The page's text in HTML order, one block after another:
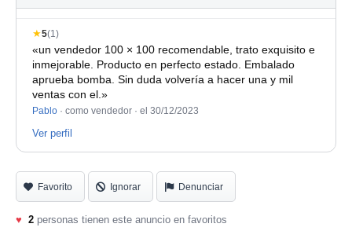
★5(1)
«un vendedor 100 × 100 recomendable, trato exquisito e
inmejorable. Producto en perfecto estado. Embalado
aprueba bomba. Sin duda volvería a hacer una y mil
ventas con el.»
Pablo · como vendedor · el 30/12/2023
Ver perfil
Favorito Ignorar Denunciar
♥ 2 personas tienen este anuncio en favoritos